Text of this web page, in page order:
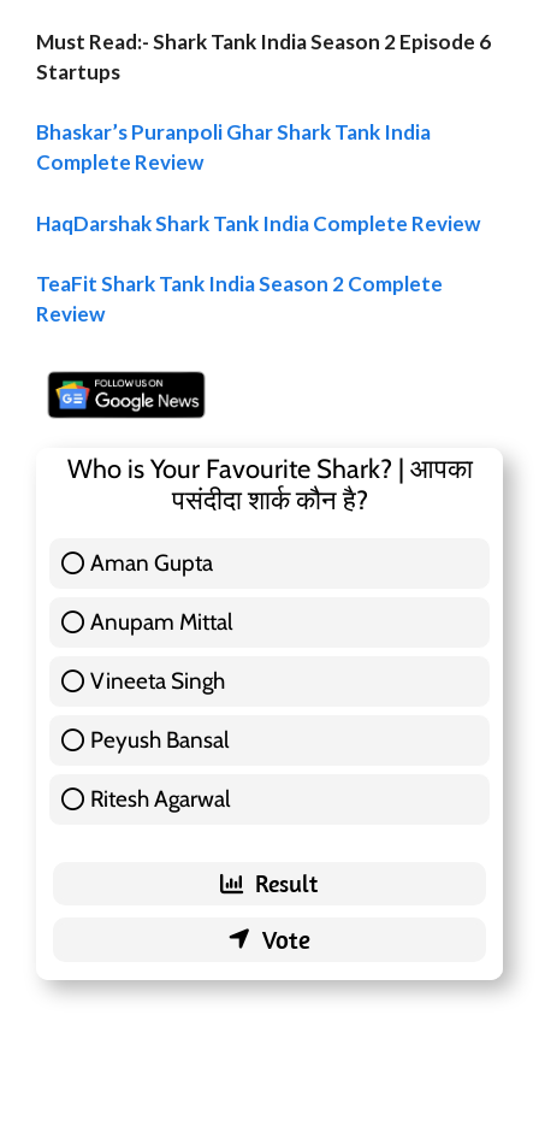
Must Read:- Shark Tank India Season 2 Episode 6
Startups
Bhaskar’s Puranpoli Ghar Shark Tank India
Complete Review
HaqDarshak Shark Tank India Complete Review
TeaFit Shark Tank India Season 2 Complete
Review
Who is Your Favourite Shark? | आपका
पसंदीदा शार्क कौन है?
Aman Gupta
Anupam Mittal
Vineeta Singh
Peyush Bansal
Ritesh Agarwal